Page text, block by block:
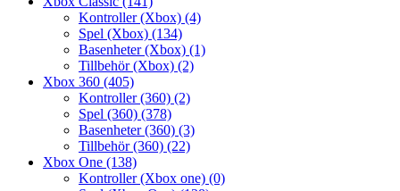
Kontroller (Xbox) (4)
Spel (Xbox) (134)
Basenheter (Xbox) (1)
Tillbehör (Xbox) (2)
Xbox 360 (405)
Kontroller (360) (2)
Spel (360) (378)
Basenheter (360) (3)
Tillbehör (360) (22)
Xbox One (138)
Kontroller (Xbox one) (0)